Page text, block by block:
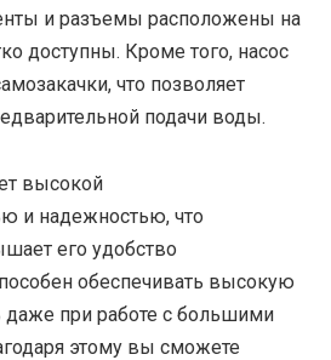
и разъемы расположены на
доступны. Кроме того, насос
что позволяет
подачи воды.
высокой
и надежностью, что
его удобство
обеспечивать высокую
даже при работе с большими
этому вы сможете